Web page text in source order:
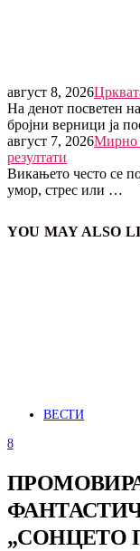
август 8, 2026
На денот посветен
бројни верници ја
август 7, 2026Мирно
резултати
Викањето често се
умор, стрес или …
YOU MAY ALSO
ВЕСТИ
8
„СОНЦЕТО